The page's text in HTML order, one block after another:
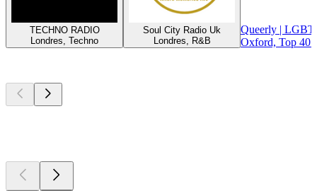
TECHNO RADIO
Londres, Techno
Soul City Radio Uk
Londres, R&B
Queerly |
Oxford, Top 40